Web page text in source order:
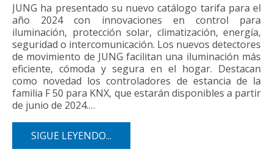
JUNG ha presentado su nuevo catálogo tarifa para el
año 2024 con innovaciones en control para
iluminación, protección solar, climatización, energía,
seguridad o intercomunicación. Los nuevos detectores
de movimiento de JUNG facilitan una iluminación más
eficiente, cómoda y segura en el hogar. Destacan
como novedad los controladores de estancia de la
familia F 50 para KNX, que estarán disponibles a partir
de junio de 2024.…
SIGUE LEYENDO...